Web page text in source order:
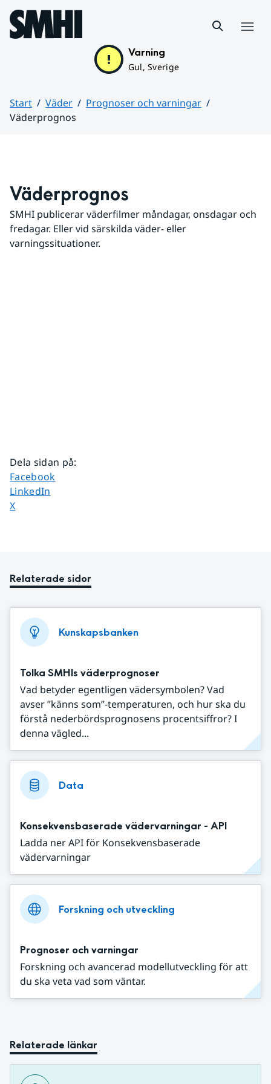
Hoppa till sidans innehåll
Varning
Gul, Sverige
Start Väder
Prognoser och varningar
Väderprognos
Väderprognos
SMHI publicerar väderfilmer måndagar, onsdagar och
fredagar. Eller vid särskilda väder- eller
varningssituationer.
Dela sidan på:
Dela sidan på
Facebook
Dela sidan på
LinkedIn
Dela sidan på
X
Relaterade sidor
Kunskapsbanken
Tolka SMHIs väderprognoser
Vad betyder egentligen vädersymbolen? Vad
avser ”känns som”-temperaturen, och hur ska du
förstå nederbördsprognosens procentsiffror? I
denna vägled...
Data
Konsekvensbaserade vädervarningar - API
Ladda ner API för Konsekvensbaserade
vädervarningar
Forskning och utveckling
Prognoser och varningar
Forskning och avancerad modellutveckling för att
du ska veta vad som väntar.
Relaterade länkar